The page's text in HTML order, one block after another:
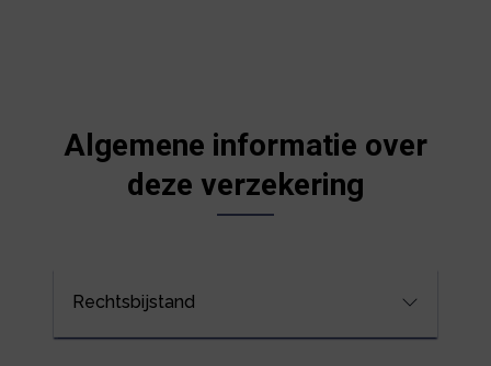
Algemene informatie over
deze verzekering
Rechtsbijstand